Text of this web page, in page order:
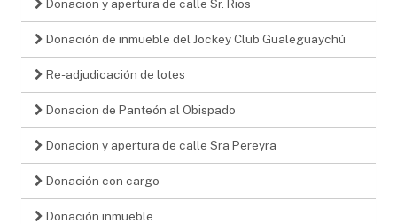
Donacion y apertura de calle Sr. Rios
Donación de inmueble del Jockey Club Gualeguaychú
Re-adjudicación de lotes
Donacion de Panteón al Obispado
Donacion y apertura de calle Sra Pereyra
Donación con cargo
Donación inmueble